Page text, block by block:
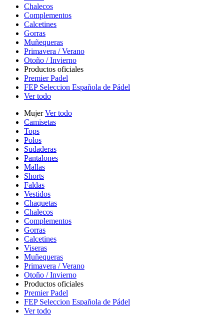
Chalecos
Complementos
Calcetines
Gorras
Muñequeras
Primavera / Verano
Otoño / Invierno
Productos oficiales
Premier Padel
FEP Seleccion Española de Pádel
Ver todo
MujerVer todo
Camisetas
Tops
Polos
Sudaderas
Pantalones
Mallas
Shorts
Faldas
Vestidos
Chaquetas
Chalecos
Complementos
Gorras
Calcetines
Viseras
Muñequeras
Primavera / Verano
Otoño / Invierno
Productos oficiales
Premier Padel
FEP Seleccion Española de Pádel
Ver todo